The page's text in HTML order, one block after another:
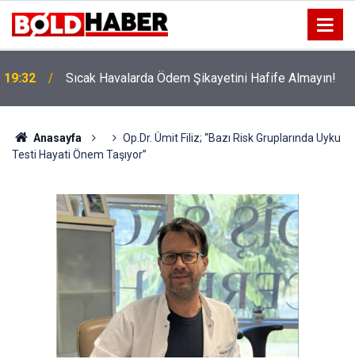
19:32 Sıcak Havalarda Ödem Şikayetini Hafife Almayın!
Anasayfa
Op.Dr. Ümit Filiz; “Bazı Risk Gruplarında Uyku
Testi Hayati Önem Taşıyor”